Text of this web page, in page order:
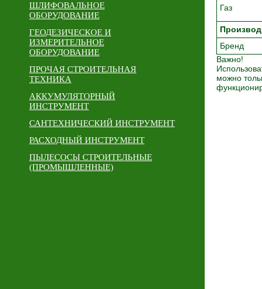
ШЛИФОВАЛЬНОЕ
ОБОРУДОВАНИЕ
ГЕОДЕЗИЧЕСКОЕ И
ИЗМЕРИТЕЛЬНОЕ
ОБОРУДОВАНИЕ
ПРОЧАЯ СТРОИТЕЛЬНАЯ
ТЕХНИКА
АККУМУЛЯТОРНЫЙ
ИНСТРУМЕНТ
САНТЕХНИЧЕСКИЙ ИНСТРУМЕНТ
РАСХОДНЫЙ ИНСТРУМЕНТ
ПЫЛЕСОСЫ СТРОИТЕЛЬНЫЕ
(ПРОМЫШЛЕННЫЕ)
Газ
Бренд
Важно!
можно